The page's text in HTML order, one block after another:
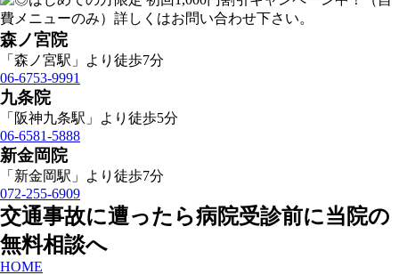
森ノ宮院
「森ノ宮駅」より徒歩7分
06-6753-9991
九条院
「阪神九条駅」より徒歩5分
06-6581-5888
新金岡院
「新金岡駅」より徒歩7分
072-255-6909
交通事故に遭ったら病院受診前に当院の
無料相談へ
HOME